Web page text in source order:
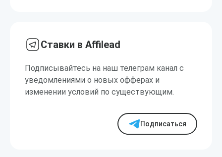
Ставки в Affilead
Подписывайтесь на наш телеграм канал с
уведомлениями о новых офферах и
изменении условий по существующим.
Подписаться